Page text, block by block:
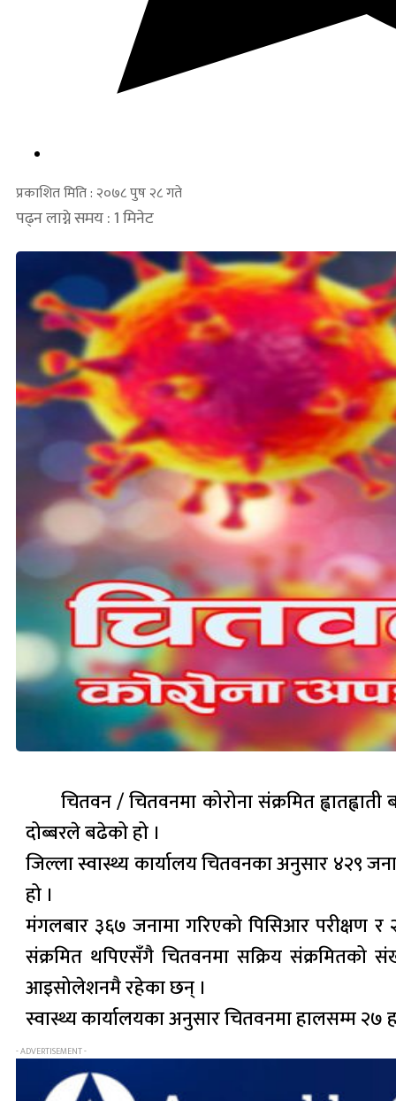
प्रकाशित मिति : २०७८ पुष २८ गते
पढ्न लाग्ने समय : 1 मिनेट
चितवन / चितवनमा कोरोना संक्रमित
दोब्बरले बढेको हो ।
जिल्ला स्वास्थ्य कार्यालय चितवनका अनुसार ४२९
हो ।
मंगलबार ३६७ जनामा गरिएको पिसिआर परीक्षण
संक्रमित थपिएसँगै चितवनमा सक्रिय
आइसोलेशनमै रहेका छन् ।
स्वास्थ्य कार्यालयका अनुसार चितवनमा हालसम्म
- ADVERTISEMENT -